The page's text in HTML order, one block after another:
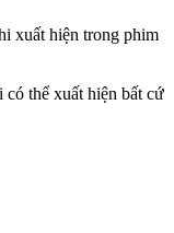
xuất hiện trong phim
thể xuất hiện bất cứ